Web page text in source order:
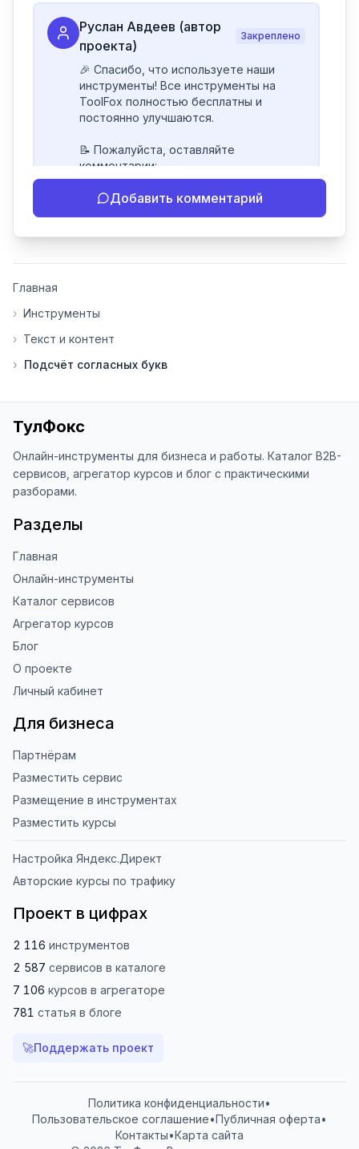
Руслан Авдеев (автор
проекта)
Закреплено
🎉 Спасибо, что используете наши
инструменты! Все инструменты на
ToolFox полностью бесплатны и
постоянно улучшаются.
📝 Пожалуйста, оставляйте
комментарии:
- Если инструмент работает
некорректно
инструменты нуждаются в доработке.
основе вашей обратной связи.
⭐ Если вам нравится ToolFox — буду
Яндекс.Браузере (нажмите на ⋮ →
«Оценить сайт» в панели браузера).
наши инструменты!
Добавить комментарий
Главная
› Инструменты
› Текст и контент
› Подсчёт согласных букв
ТулФокс
Онлайн-инструменты для бизнеса и работы. Каталог B2B-
сервисов, агрегатор курсов и блог с практическими
разборами.
Разделы
Главная
Онлайн-инструменты
Каталог сервисов
Агрегатор курсов
Блог
О проекте
Личный кабинет
Для бизнеса
Партнёрам
Разместить сервис
Размещение в инструментах
Разместить курсы
Настройка Яндекс.Директ
Авторские курсы по трафику
Проект в цифрах
2 116 инструментов
2 587 сервисов в каталоге
7 106 курсов в агрегаторе
781 статья в блоге
🚀Поддержать проект
Политика конфиденциальности•
Пользовательское соглашение•Публичная оферта•
Контакты•Карта сайта